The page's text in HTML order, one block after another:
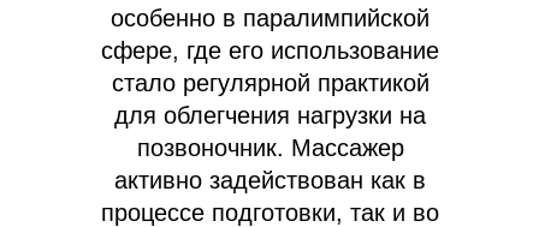
особенно в паралимпийской
сфере, где его использование
стало регулярной практикой
для облегчения нагрузки на
позвоночник. Массажер
активно задействован как в
процессе подготовки, так и во